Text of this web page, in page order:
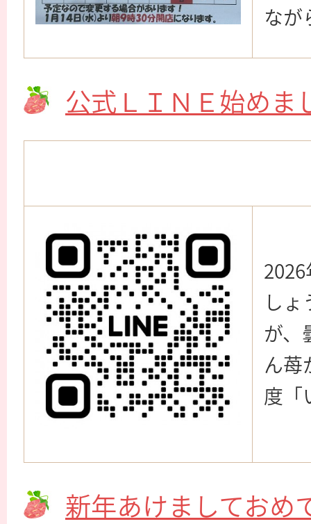
なが
公式ＬＩＮＥ始めま
しょ
が、
ん苺
度「
新年あけましておめ